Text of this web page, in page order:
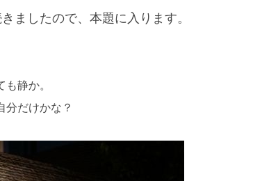
ましたので、本題に入ります。
静か。
分だけかな？